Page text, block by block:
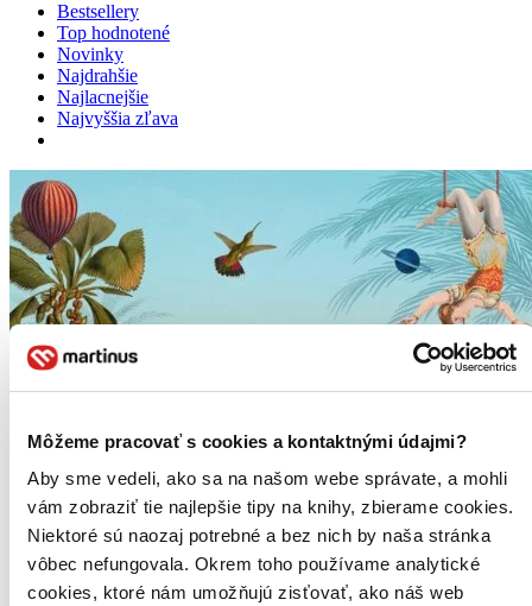
Môžeme pracovať s cookies a kontaktnými údajmi?
Aby sme vedeli, ako sa na našom webe správate, a mohli
vám zobraziť tie najlepšie tipy na knihy, zbierame cookies.
Niektoré sú naozaj potrebné a bez nich by naša stránka
vôbec nefungovala. Okrem toho používame analytické
cookies, ktoré nám umožňujú zisťovať, ako náš web
Bestsellery
Top hodnotené
Novinky
Najdrahšie
Najlacnejšie
Najvyššia zľava